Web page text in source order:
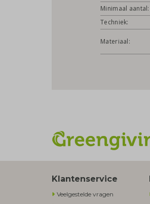
Minimaal aantal:
Techniek:
Materiaal:
Klantenservice
Veelgestelde vragen